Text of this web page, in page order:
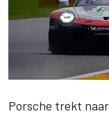
Porsche trekt